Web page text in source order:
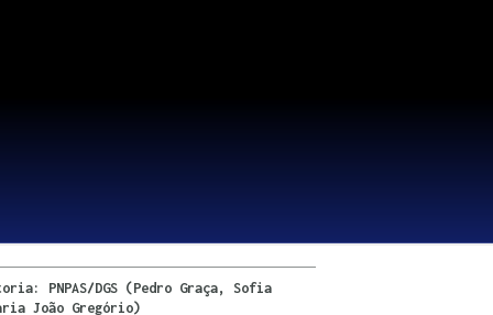
PNPAS/DGS (Pedro Graça, Sofia
João Gregório)